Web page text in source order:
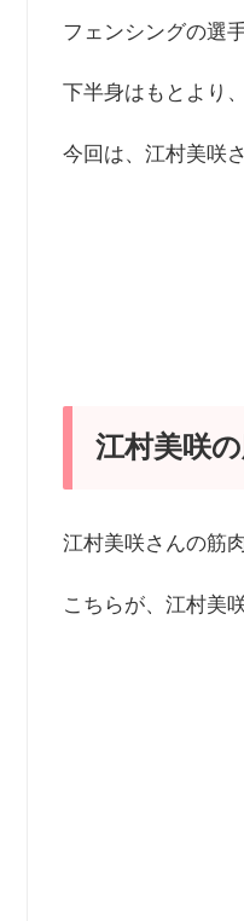
フェンシングの選
下半身はもとより
今回は、江村美咲
江村美咲
江村美咲さんの筋
こちらが、江村美